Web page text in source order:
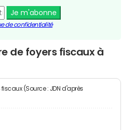
Je m'abonne
de confidentialité
de foyers fiscaux à
(Source : JDN d'après